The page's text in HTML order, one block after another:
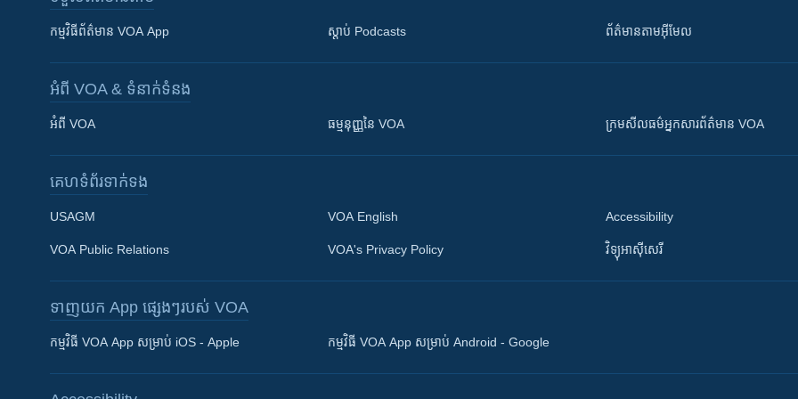
Khmer English
កម្មវិធី​ព័ត៌មាន VOA App ស្តាប់ Podcasts ព័ត៌មាន​តាម​អ៊ីមែល
អំពី​ VOA & ទំនាក់ទំនង
អំពី​ VOA ធម្មនុញ្ញ​នៃ VOA ក្រម​​​សីលធម៌​​​អ្នក​​​សារព័ត៌មាន VOA
គេហទំព័រ​​ទាក់ទង
USAGM
VOA Public Relations
VOA English
VOA's Privacy Policy
Accessibility
វិទ្យុ​អាស៊ី​សេរី
ទាញយក​ App ផ្សេងៗ​របស់​ VOA
កម្មវិធី​ VOA App សម្រាប់ iOS - Apple កម្មវិធី​ VOA App សម្រាប់ Android - Google